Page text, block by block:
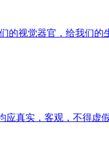
的视觉器官，给我们的
真实，客观，不得虚